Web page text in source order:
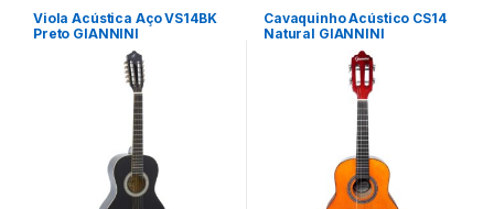
Viola Acústica Aço VS14BK
Preto GIANNINI
Cavaquinho Acústico CS14
Natural GIANNINI